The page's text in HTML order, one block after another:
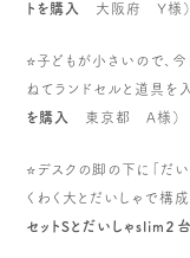
トを購入
大阪府 Y様）
⭐️子どもが小さいので、今
ねてランドセルと道具を入
を購入
東京都 A様）
⭐️デスクの脚の下に「だい
くわく大とだいしゃで構成
セットSとだいしゃslim